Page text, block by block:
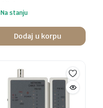
Na stanju
Dodaj u korpu